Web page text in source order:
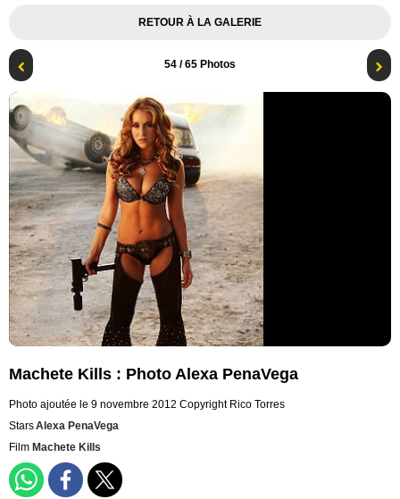
RETOUR À LA GALERIE
54 / 65 Photos
Machete Kills : Photo Alexa PenaVega
Photo ajoutée le 9 novembre 2012 Copyright Rico Torres
StarsAlexa PenaVega
Film Machete Kills